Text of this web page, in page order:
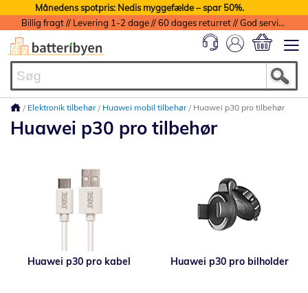
Månedens spotpris: Nedis myggefælde – spar 50%.
Billig fragt // Levering 1-2 dage // 60 dages returret // God service med garanti
Elektronik tilbehør Huawei mobil tilbehør Huawei p30 pro tilbehør
Huawei p30 pro tilbehør
Huawei p30 pro kabel Huawei p30 pro bilholder